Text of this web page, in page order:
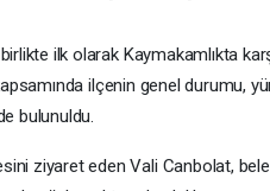
ilk olarak Kaymakamlıkta
ilçenin genel durumu,
bulunuldu.
ziyaret eden Vali Canbolat,